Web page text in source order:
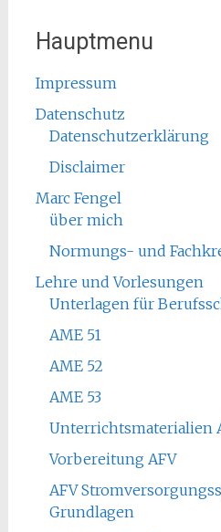
Hauptmenu
Impressum
Datenschutz
Datenschutzerklärung
Disclaimer
Marc Fengel
über mich
Normungs- und
Lehre und Vorlesungen
Unterlagen für
AME 51
AME 52
AME 53
Unterrichtsmaterialien
Vorbereitung AFV
AFV
Grundlagen